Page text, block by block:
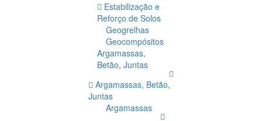
Estabilização e
Reforço de Solos
Geogrelhas
Geocompósitos
Argamassas,
Betão, Juntas
Argamassas, Betão,
Juntas
Argamassas